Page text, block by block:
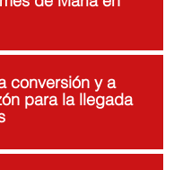
conversión y a
para la llegada